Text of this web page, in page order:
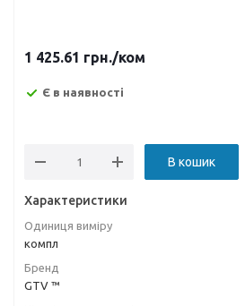
1 425.61 грн./ком
Є в наявності
В кошик
Характеристики
Одиниця виміру
компл
Бренд
GTV ™